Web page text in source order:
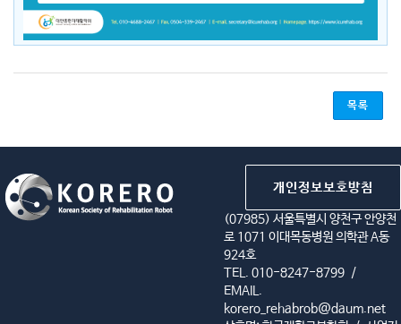
목록
개인정보보호방침
(07985) 서울특별시 양천구 안양천
로 1071 이대목동병원 의학관 A동
924호
TEL. 010-8247-8799 /
EMAIL.
korero_rehabrob@daum.net